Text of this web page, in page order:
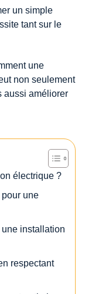
un simple
tant sur le
une
non seulement
aussi améliorer
électrique ?
une
installation
respectant